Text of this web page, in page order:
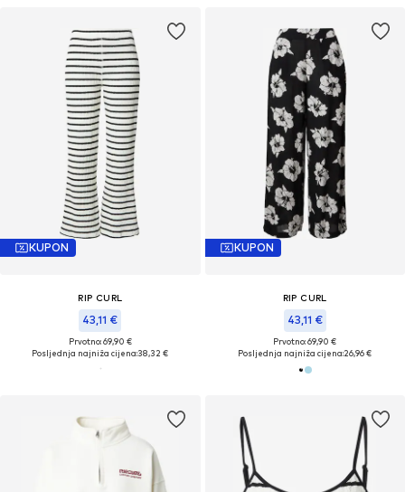
KUPON
RIP CURL
43,11 €
Prvotno: 69,90 €
Posljednja najniža cijena:38,32 €
KUPON
RIP CURL
43,11 €
Prvotno: 69,90 €
Posljednja najniža cijena:26,96 €